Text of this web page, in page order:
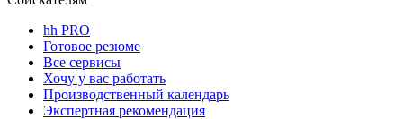
hh PRO
Готовое резюме
Все сервисы
Хочу у вас работать
Производственный календарь
Экспертная рекомендация